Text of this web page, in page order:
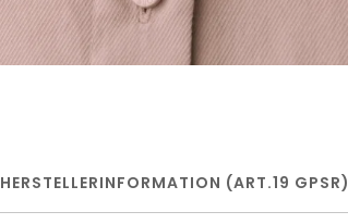
HERSTELLERINFORMATION (ART.19 GPSR)